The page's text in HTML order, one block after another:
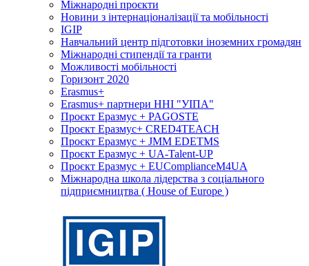
Міжнародні проєкти
Новини з інтернаціоналізації та мобільності
IGIP
Навчальний центр підготовки іноземних громадян
Міжнародні стипендії та гранти
Можливості мобільності
Горизонт 2020
Erasmus+
Erasmus+ партнери ННІ "УІПА"
Проєкт Еразмус + PAGOSTE
Проєкт Еразмус+ CRED4TEACH
Проєкт Еразмус + JMM EDETMS
Проєкт Еразмус + UA-Talent-UP
Проєкт Еразмус + EUComplianceM4UA
Міжнародна школа лідерства з соціального
підприємництва ( House of Europe )